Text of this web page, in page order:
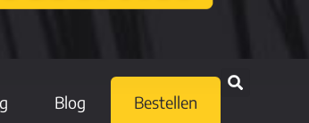
Blog Bestellen